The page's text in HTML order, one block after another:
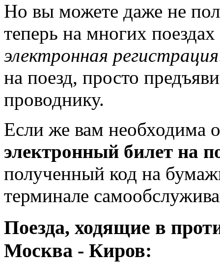
Но вы можете даже не
теперь на многих
электронная регистрация
на поезд, просто
проводнику.
Если же вам необходима
электронный билет на
полученный код на
терминале
Поезда, ходящие в
Москва - Киров: